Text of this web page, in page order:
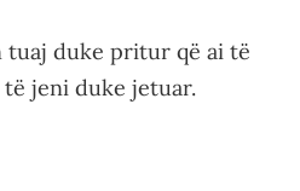
tuaj duke pritur që ai të
jeni duke jetuar.